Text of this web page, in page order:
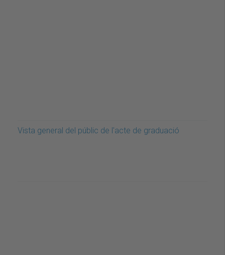
Vista general del públic de l'acte de graduació